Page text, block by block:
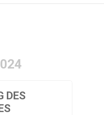
DES